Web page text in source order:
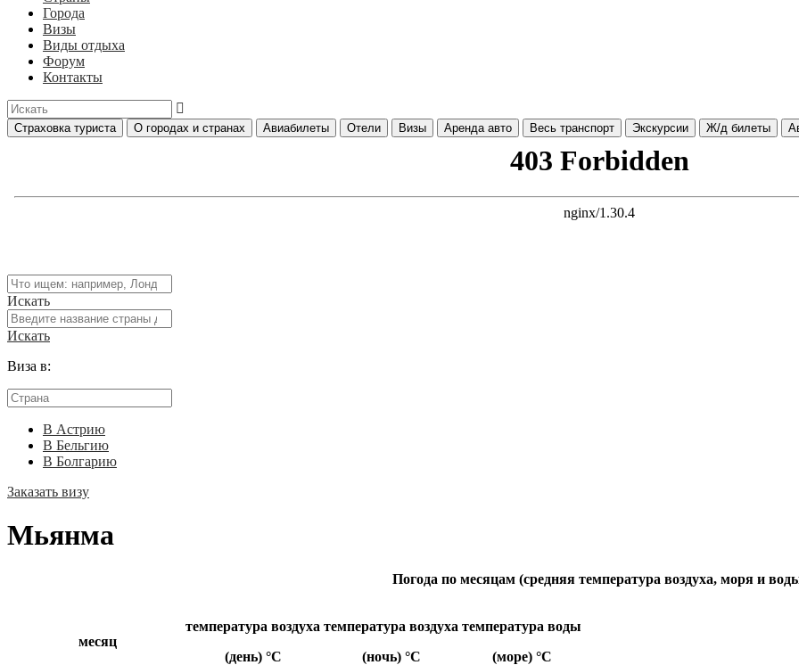
Города
Визы
Виды отдыха
Форум
Контакты
Страховка туриста О городах и странах Авиабилеты Отели Визы Аренда авто Весь транспорт Экскурсии Ж/д билеты
Искать
Искать
Виза в:
В Астрию
В Бельгию
В Болгарию
Заказать визу
Мьянма
Погода по месяцам (средняя температура воздуха, моря и
месяц
температура воздуха
(день) °C
температура воздуха
(ночь) °C
температура воды
(море) °C